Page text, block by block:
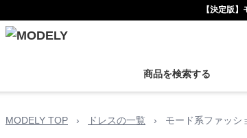
【決定版
商品を検索する
MODELY TOP › ドレスの一覧 › モード系ファッシ